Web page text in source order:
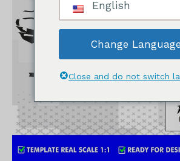
English
Change Language
Close and do not switch